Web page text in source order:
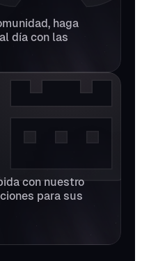
haga
día con las
con nuestro
para sus